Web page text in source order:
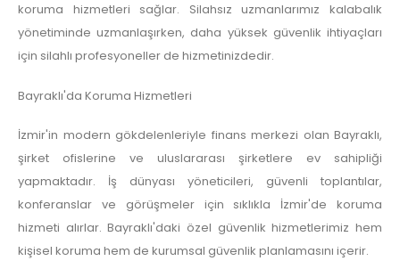
koruma hizmetleri sağlar. Silahsız uzmanlarımız kalabalık
yönetiminde uzmanlaşırken, daha yüksek güvenlik ihtiyaçları
için silahlı profesyoneller de hizmetinizdedir.
Bayraklı'da Koruma Hizmetleri
İzmir'in modern gökdelenleriyle finans merkezi olan Bayraklı,
şirket ofislerine ve uluslararası şirketlere ev sahipliği
yapmaktadır. İş dünyası yöneticileri, güvenli toplantılar,
konferanslar ve görüşmeler için sıklıkla İzmir'de koruma
hizmeti alırlar. Bayraklı'daki özel güvenlik hizmetlerimiz hem
kişisel koruma hem de kurumsal güvenlik planlamasını içerir.